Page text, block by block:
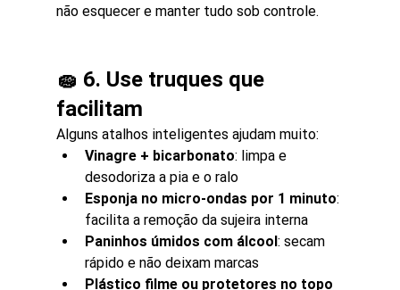
não esquecer e manter tudo sob controle.
🧽 6. Use truques que
facilitam
Alguns atalhos inteligentes ajudam muito:
Vinagre + bicarbonato: limpa e
desodoriza a pia e o ralo
Esponja no micro-ondas por 1 minuto:
facilita a remoção da sujeira interna
Paninhos úmidos com álcool : secam
rápido e não deixam marcas
Plástico filme ou protetores no topo